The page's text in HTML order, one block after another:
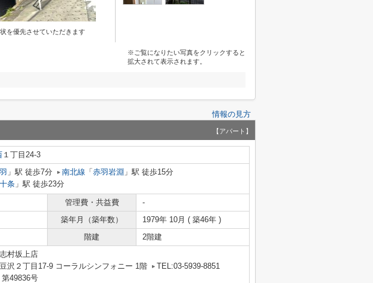
を優先させていただきます
※ご覧になりたい写真をクリックすると
拡大されて表示されます。
情報の見方
【アパート】
１丁目24-3
」駅 徒歩7分 南北線 「 赤羽岩淵 」駅 徒歩15分
条 」駅 徒歩23分
管理費・共益費
-
築年月（築年数）
1979年 10月 ( 築46年 )
階建 2階建
村坂上店
沢２丁目17-9 コーラルシンフォニー 1階
TEL:03-5939-8851
49836号